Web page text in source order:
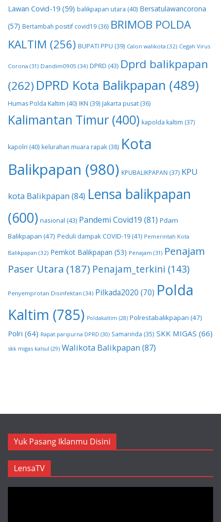
Lawan Covid-19 (59) balikpapan utara (40) Bersatulawancorona
(57) Bertambah positif covid19 (36) BRIMOB POLDA
KALTIM (256) BUPATI PPU (39) Calon walikota (32) Cegah Virus
Corona (31) Dandim0905 (34) DPRD (43) Dprd balikpapan
(262) DPRD Kota Balikpapan (489)
Humas Polda Kaltim (40) IKN (39) Jakarta pusat (36)
Kalimantan Timur (400) kapolda kaltim (37)
kapolri (40) kelurahan muara rapak (38) Kota
Balikpapan (980) KPUBALIKPAPAN (37) KPU
kota Balikpapan (84) Lensa balikpapan
(600) nasional (43) Pandemi Covid19 (81) Pdam
Balikpapan (47) Peduli dampak COVID-19 (41) Pemerintah Kota
Balikpapan (32) Pemkot Balikpapan (53) Penajam (31) Penajam
Paser Utara (187) Penajam_terkini (143)
Penyemprotan Disinfektan (34) Pilkada2020 (70) Polda
Kaltim (785) Poldakaltim (28) Polrestabalikpapan (47)
Polri (64) Rapat paripurna DPRD (30) Samarinda (35) SKK MIGAS (66)
skk migas kalsul (29) Walikota Balikpapan (87)
Yuk Pasang Iklanmu Disini
LensaTV